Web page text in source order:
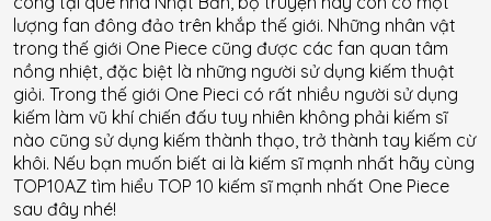
lượng fan đông đảo trên khắp thế giới. Những nhân vật
trong thế giới One Piece cũng được các fan quan tâm
nồng nhiệt, đặc biệt là những người sử dụng kiếm thuật
giỏi. Trong thế giới One Pieci có rất nhiều người sử dụng
kiếm làm vũ khí chiến đấu tuy nhiên không phải kiếm sĩ
nào cũng sử dụng kiếm thành thạo, trở thành tay kiếm cừ
khôi. Nếu bạn muốn biết ai là kiếm sĩ mạnh nhất hãy cùng
TOP10AZ tìm hiểu TOP 10 kiếm sĩ mạnh nhất One Piece
sau đây nhé!